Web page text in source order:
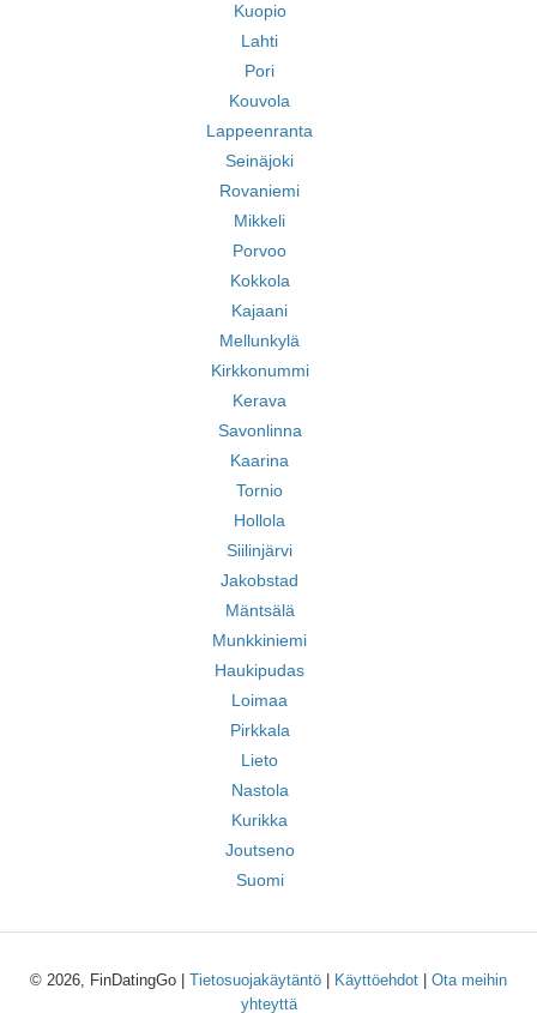
Kuopio
Lahti
Pori
Kouvola
Lappeenranta
Seinäjoki
Rovaniemi
Mikkeli
Porvoo
Kokkola
Kajaani
Mellunkylä
Kirkkonummi
Kerava
Savonlinna
Kaarina
Tornio
Hollola
Siilinjärvi
Jakobstad
Mäntsälä
Munkkiniemi
Haukipudas
Loimaa
Pirkkala
Lieto
Nastola
Kurikka
Joutseno
Suomi
© 2026, FinDatingGo | Tietosuojakäytäntö Käyttöehdot
Ota meihin
yhteyttä